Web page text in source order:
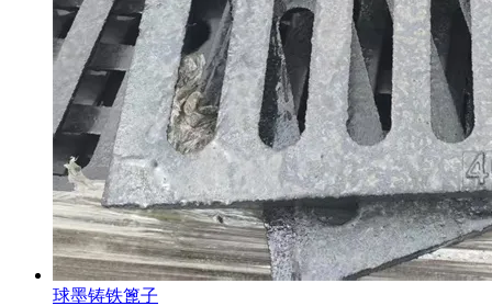
球墨铸铁篦子